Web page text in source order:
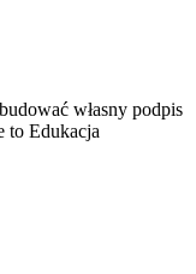
własny podpis
to Edukacja